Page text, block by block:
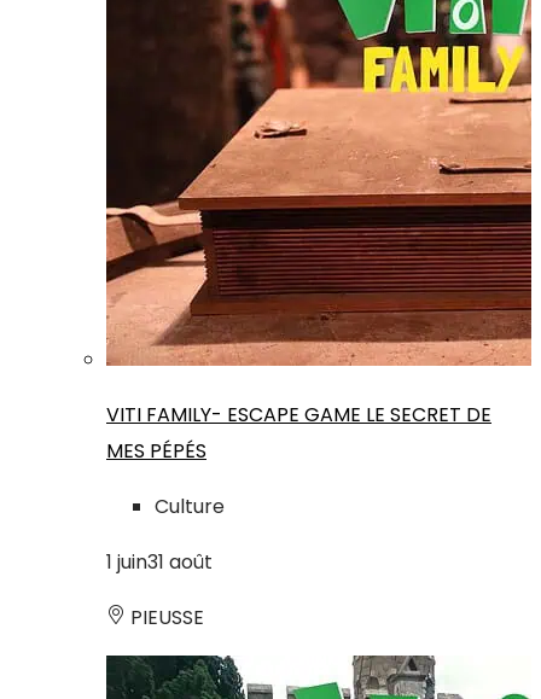
VITI FAMILY- ESCAPE GAME LE SECRET DE
MES PÉPÉS
Culture
1 juin31 août
PIEUSSE